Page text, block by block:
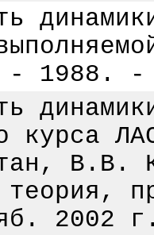
-
курса
В.В.
теория,
2002